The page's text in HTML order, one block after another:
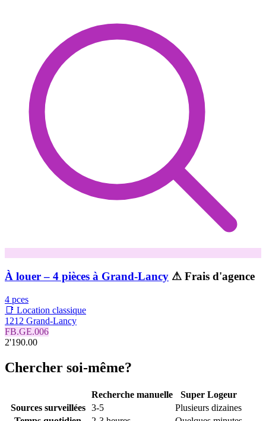
À louer – 4 pièces à Grand-Lancy ⚠ Frais d'agence
4 pces
📑 Location classique
1212 Grand-Lancy
FB.GE.006
2'190.00
Chercher soi-même?
Recherche manuelle
Super Logeur
Sources surveillées
3-5
Plusieurs dizaines